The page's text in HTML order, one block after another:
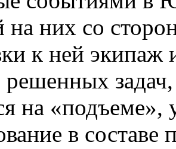
на них со
к ней экипаж
на «подъеме»,
в